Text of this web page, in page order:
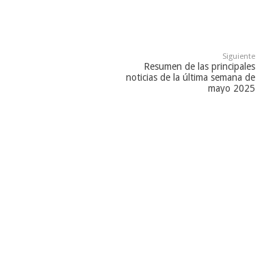
Siguiente
Resumen de las principales
noticias de la última semana de
mayo 2025